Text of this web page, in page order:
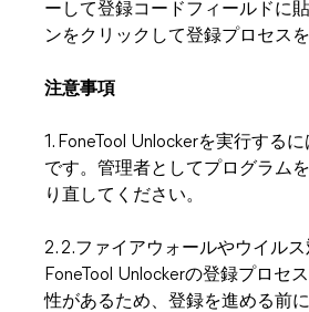
ーして登録コードフィールドに
ンをクリックして登録プロセス
注意事項
1. FoneTool Unlockerを実行する
です。管理者としてプログラム
り直してください。
2. 2.ファイアウォールやウイル
FoneTool Unlockerの登録プロセ
性があるため、登録を進める前